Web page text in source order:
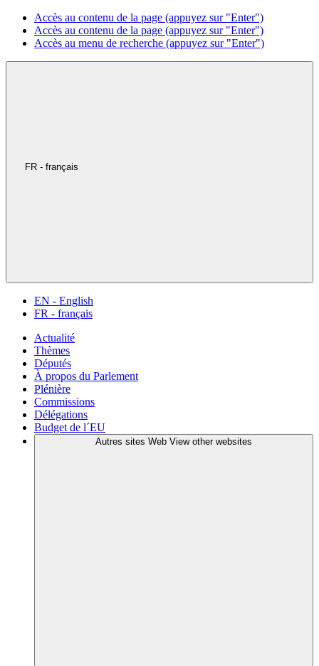
Accès au contenu de la page (appuyez sur "Enter")
Accès au contenu de la page (appuyez sur "Enter")
Accès au menu de recherche (appuyez sur "Enter")
FR - français
EN - English
FR - français
Actualité
Thèmes
Députés
À propos du Parlement
Plénière
Commissions
Délégations
Budget de l´EU
Autres sites Web View other websites